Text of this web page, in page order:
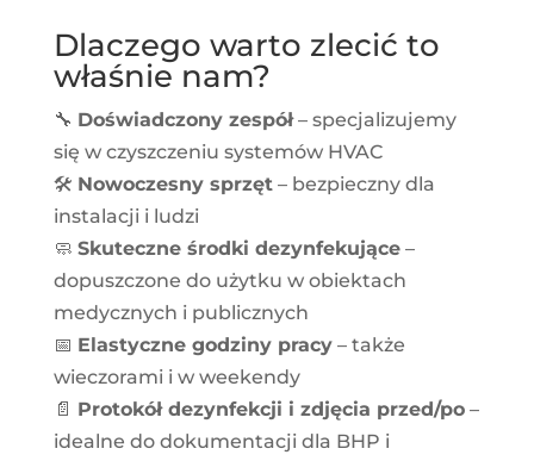
Dlaczego warto zlecić to
właśnie nam?
🔧 Doświadczony zespół– specjalizujemy
się w czyszczeniu systemów HVAC
🛠 Nowoczesny sprzęt– bezpieczny dla
instalacji i ludzi
🧼 Skuteczne środki dezynfekujące–
dopuszczone do użytku w obiektach
medycznych i publicznych
📅 Elastyczne godziny pracy– także
wieczorami i w weekendy
📄 Protokół dezynfekcji i zdjęcia przed/po–
idealne do dokumentacji dla BHP i